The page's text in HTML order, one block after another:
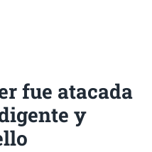
fue atacada
y